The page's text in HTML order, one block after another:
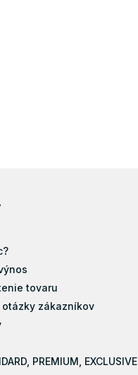
tovaru
otázky zákazníkov
PREMIUM, EXCLUSIVE